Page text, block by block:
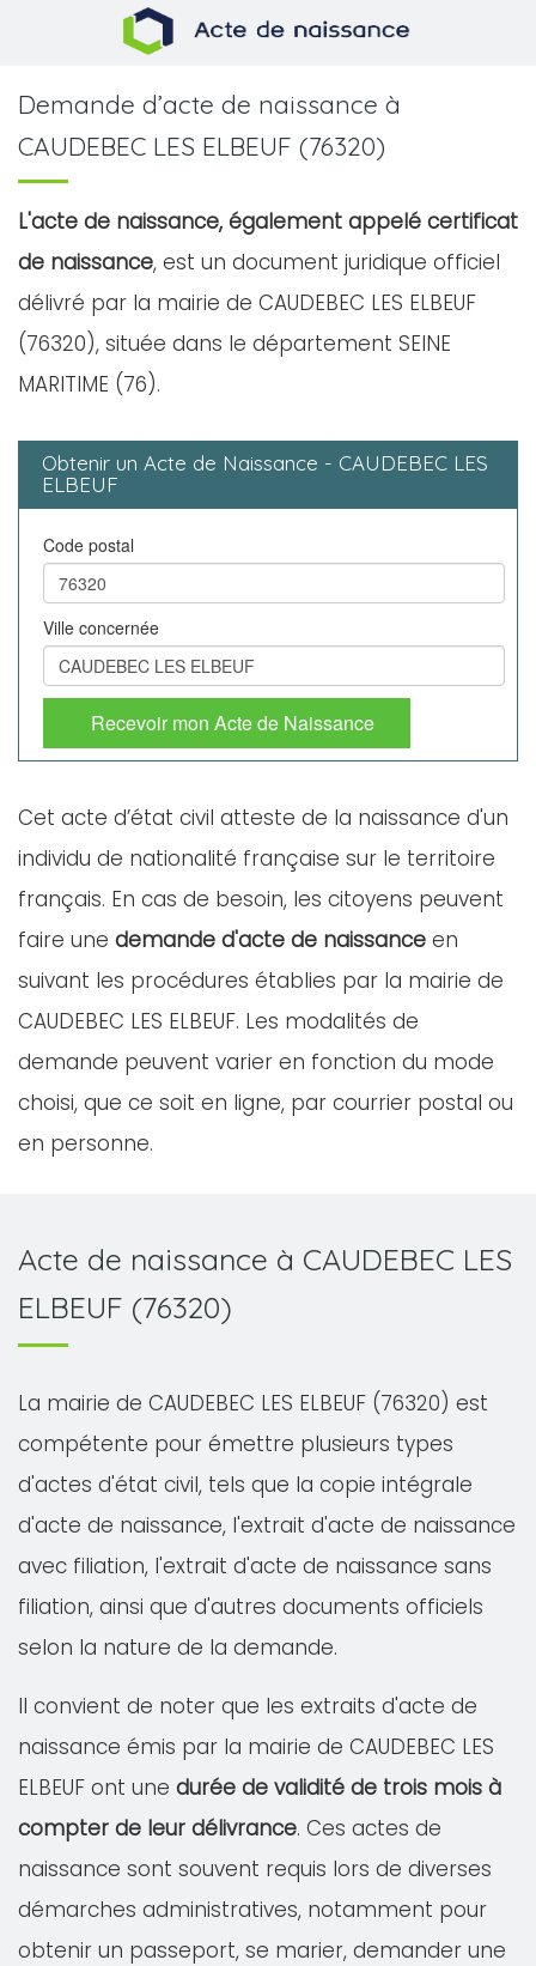
Demande d’acte de naissance à
CAUDEBEC LES ELBEUF (76320)
L'acte de naissance, également appelé certificat
de naissance, est un document juridique officiel
délivré par la mairie de CAUDEBEC LES ELBEUF
(76320), située dans le département SEINE
MARITIME (76).
Obtenir un Acte de Naissance - CAUDEBEC LES
ELBEUF
Code postal
Ville concernée
Recevoir mon Acte de Naissance
Cet acte d’état civil atteste de la naissance d'un
individu de nationalité française sur le territoire
français. En cas de besoin, les citoyens peuvent
faire une demande d'acte de naissance en
suivant les procédures établies par la mairie de
CAUDEBEC LES ELBEUF. Les modalités de
demande peuvent varier en fonction du mode
choisi, que ce soit en ligne, par courrier postal ou
en personne.
Acte de naissance à CAUDEBEC LES
ELBEUF (76320)
La mairie de CAUDEBEC LES ELBEUF (76320) est
compétente pour émettre plusieurs types
d'actes d'état civil, tels que la copie intégrale
d'acte de naissance, l'extrait d'acte de naissance
avec filiation, l'extrait d'acte de naissance sans
filiation, ainsi que d'autres documents officiels
selon la nature de la demande.
Il convient de noter que les extraits d'acte de
naissance émis par la mairie de CAUDEBEC LES
ELBEUF ont une durée de validité de trois mois à
compter de leur délivrance. Ces actes de
naissance sont souvent requis lors de diverses
démarches administratives, notamment pour
obtenir un passeport, se marier, demander une